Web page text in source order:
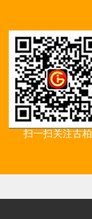
扫一扫关注古柏